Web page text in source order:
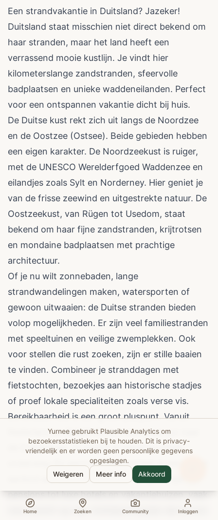
Een strandvakantie in Duitsland? Jazeker!
Duitsland staat misschien niet direct bekend om
haar stranden, maar het land heeft een
verrassend mooie kustlijn. Je vindt hier
kilometerslange zandstranden, sfeervolle
badplaatsen en unieke waddeneilanden. Perfect
voor een ontspannen vakantie dicht bij huis.
De Duitse kust rekt zich uit langs de Noordzee
en de Oostzee (Ostsee). Beide gebieden hebben
een eigen karakter. De Noordzeekust is ruiger,
met de UNESCO Werelderfgoed Waddenzee en
eilandjes zoals Sylt en Norderney. Hier geniet je
van de frisse zeewind en uitgestrekte natuur. De
Oostzeekust, van Rügen tot Usedom, staat
bekend om haar fijne zandstranden, krijtrotsen
en mondaine badplaatsen met prachtige
architectuur.
Of je nu wilt zonnebaden, lange
strandwandelingen maken, watersporten of
gewoon uitwaaien: de Duitse stranden bieden
volop mogelijkheden. Er zijn veel familiestranden
met speeltuinen en veilige zwemplekken. Ook
voor stellen die rust zoeken, zijn er stille baaien
te vinden. Combineer je stranddagen met
fietstochten, bezoekjes aan historische stadjes
of proef lokale specialiteiten zoals verse vis.
Bereikbaarheid is een groot pluspunt. Vanuit
Nederland en België rijd je in een paar uur naar
de Duitse kust. Zo begint je vakantie al轻松
onderweg. En eenmaal daar ontdek je een breed
aanbod aan accommodaties, van gezellige
pensions tot luxe hotels en vakantiehuizen, vaak
met uitzicht op zee. Duitsland bewijst dat je voor
Home Zoeken Community Inloggen
Yurnee gebruikt Plausible Analytics om
bezoekersstatistieken bij te houden. Dit is privacy-
vriendelijk en er worden geen persoonlijke gegevens
opgeslagen.
Weigeren
Meer info Akkoord